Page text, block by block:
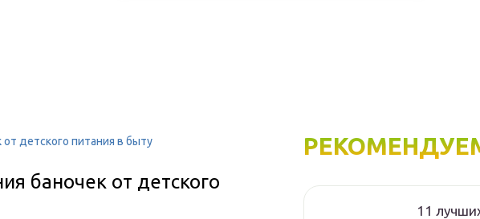
детского питания в быту
баночек от детского
11